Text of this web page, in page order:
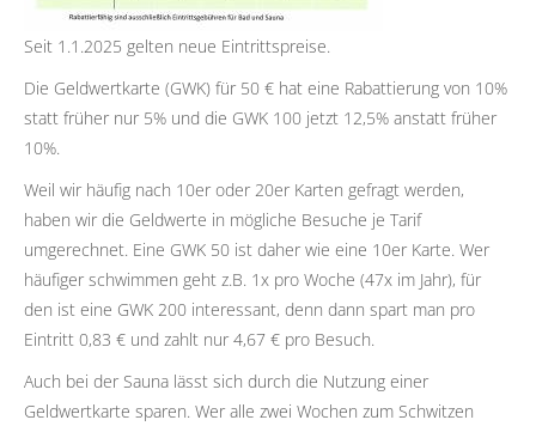
Seit 1.1.2025 gelten neue Eintrittspreise.
Die Geldwertkarte (GWK) für 50 € hat eine Rabattierung von 10%
statt früher nur 5% und die GWK 100 jetzt 12,5% anstatt früher
10%.
Weil wir häufig nach 10er oder 20er Karten gefragt werden,
haben wir die Geldwerte in mögliche Besuche je Tarif
umgerechnet. Eine GWK 50 ist daher wie eine 10er Karte. Wer
häufiger schwimmen geht z.B. 1x pro Woche (47x im Jahr), für
den ist eine GWK 200 interessant, denn dann spart man pro
Eintritt 0,83 € und zahlt nur 4,67 € pro Besuch.
Auch bei der Sauna lässt sich durch die Nutzung einer
Geldwertkarte sparen. Wer alle zwei Wochen zum Schwitzen